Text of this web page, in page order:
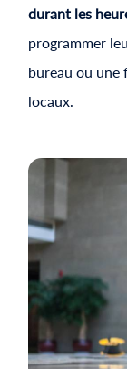
durant les
programmer
bureau ou une
locaux.